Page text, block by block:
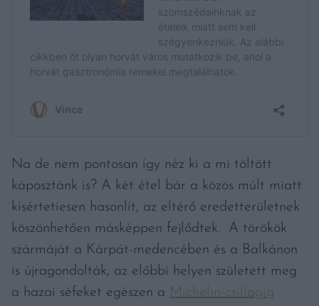
Na de nem pontosan így néz ki a mi töltött
káposztánk is? A két étel bár a közös múlt miatt
kísértetiesen hasonlít, az eltérő eredetterületnek
köszönhetően másképpen fejlődtek. A törökök
szármáját a Kárpát-medencében és a Balkánon
is újragondolták, az előbbi helyen született meg
a hazai séfeket egészen a Michelin-csillagig